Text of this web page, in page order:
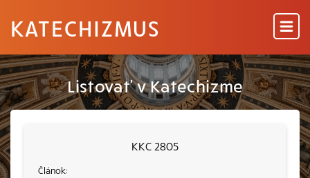
KATECHIZMUS
Listovať v Katechizme
KKC 2805